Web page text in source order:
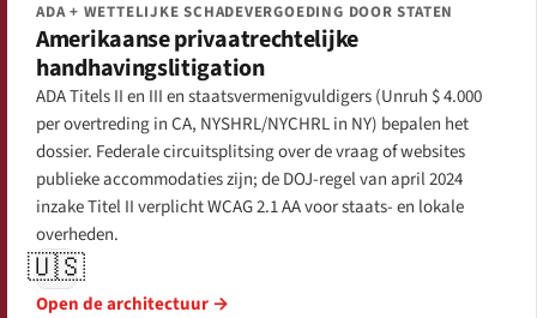
ADA + WETTELIJKE SCHADEVERGOEDING DOOR STATEN
Amerikaanse privaatrechtelijke
handhavingslitigation
ADA Titels II en III en staatsvermenigvuldigers (Unruh $ 4.000
per overtreding in CA, NYSHRL/NYCHRL in NY) bepalen het
dossier. Federale circuitsplitsing over de vraag of websites
publieke accommodaties zijn; de DOJ-regel van april 2024
inzake Titel II verplicht WCAG 2.1 AA voor staats- en lokale
overheden.
🇺🇸
Open de architectuur →